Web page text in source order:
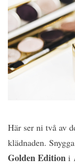
Här ser ni två av
klädnaden.
Golden Edition i